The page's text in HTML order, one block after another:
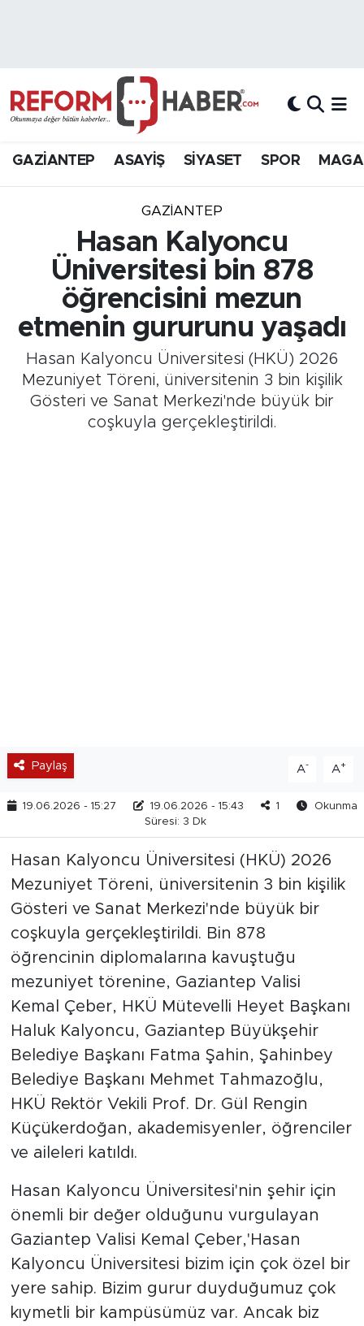
GAZİANTEP ASAYİŞ SİYASET SPOR
GAZIANTEP
Hasan Kalyoncu
Üniversitesi bin 878
öğrencisini mezun
etmenin gururunu yaşadı
Hasan Kalyoncu Üniversitesi (HKÜ) 2026
Mezuniyet Töreni, üniversitenin 3 bin kişilik
Gösteri ve Sanat Merkezi'nde büyük bir
coşkuyla gerçekleştirildi.
Paylaş A- A+
19.06.2026 - 15:27 19.06.2026 - 15:43 1
Okunma
Süresi: 3 Dk
Hasan Kalyoncu Üniversitesi (HKÜ) 2026
Mezuniyet Töreni, üniversitenin 3 bin kişilik
Gösteri ve Sanat Merkezi'nde büyük bir
coşkuyla gerçekleştirildi. Bin 878
öğrencinin diplomalarına kavuştuğu
mezuniyet törenine, Gaziantep Valisi
Kemal Çeber, HKÜ Mütevelli Heyet Başkanı
Haluk Kalyoncu, Gaziantep Büyükşehir
Belediye Başkanı Fatma Şahin, Şahinbey
Belediye Başkanı Mehmet Tahmazoğlu,
HKÜ Rektör Vekili Prof. Dr. Gül Rengin
Küçükerdoğan, akademisyenler, öğrenciler
ve aileleri katıldı.
Hasan Kalyoncu Üniversitesi'nin şehir için
önemli bir değer olduğunu vurgulayan
Gaziantep Valisi Kemal Çeber,'Hasan
Kalyoncu Üniversitesi bizim için çok özel bir
yere sahip. Bizim gurur duyduğumuz çok
kıymetli bir kampüsümüz var. Ancak biz
Hava Durumu
Süper Lig Puan Durumu ve Fikstür
Son Dakika Haberleri
Haber Arşivi